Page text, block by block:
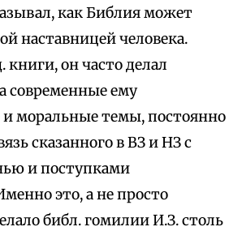
как Библия может
наставницей человека.
он часто делал
современные ему
моральные темы, постоянно
сказанного в ВЗ и НЗ с
и поступками
это, а не просто
библ. гомилии И.З. столь